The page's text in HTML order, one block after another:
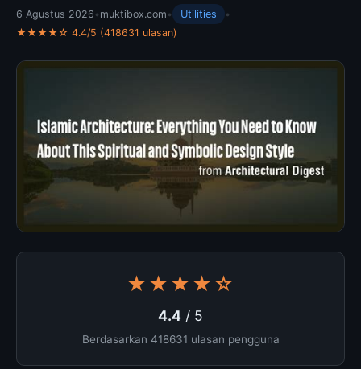
6 Agustus 2026 • muktibox.com • Utilities
•
★★★★☆ 4.4/5 (418631 ulasan)
★★★★☆
4.4 / 5
Berdasarkan 418631 ulasan pengguna